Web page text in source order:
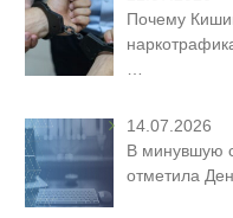
Почему
14.07.2026
В минувшую
отметила